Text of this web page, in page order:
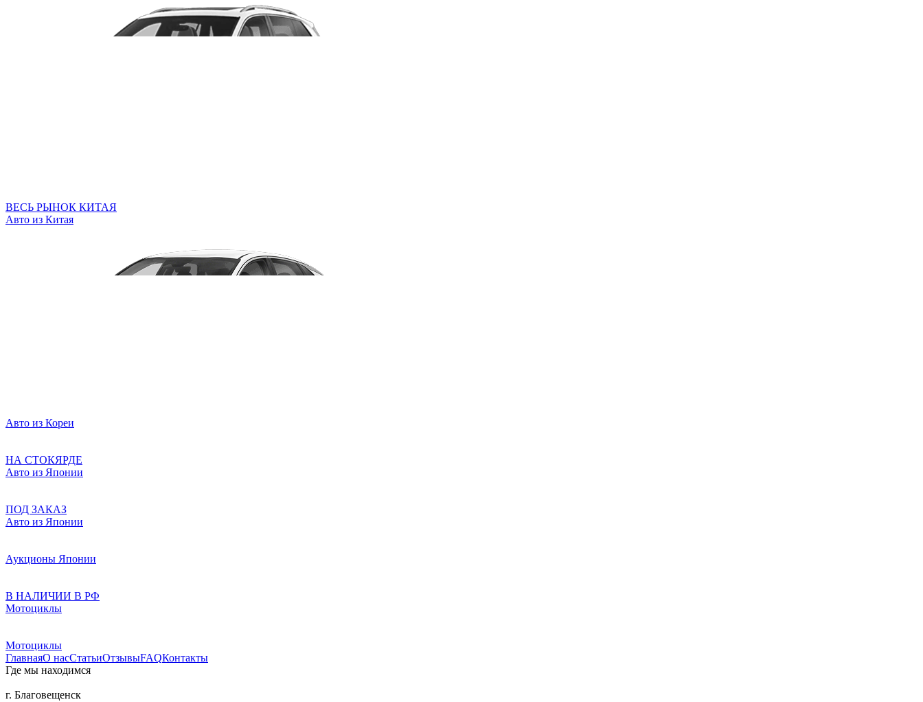
ВЕСЬ РЫНОК КИТАЯ
Авто из Китая
Авто из Кореи
НА СТОКЯРДЕ
Авто из Японии
ПОД ЗАКАЗ
Авто из Японии
Аукционы Японии
В НАЛИЧИИ В РФ
Мотоциклы
Мотоциклы
ГлавнаяО насСтатьиОтзывыFAQКонтакты
Где мы находимся
г. Благовещенск